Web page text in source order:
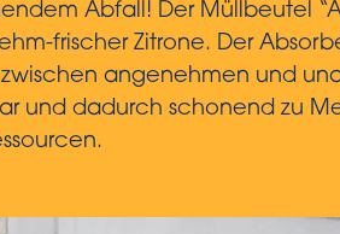
Abfall! Der Müllbeutel
frischer Zitrone. Der
angenehmen und
und dadurch schonend zu